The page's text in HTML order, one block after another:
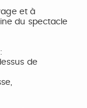
et à
du spectacle
de